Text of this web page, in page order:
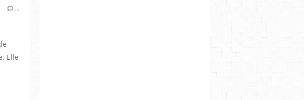
ERIC CARAVACA
…
Elle